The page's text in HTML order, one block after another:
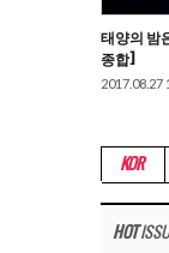
태양의 밤
종합]
2017.08.27
KOR
HOT